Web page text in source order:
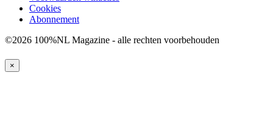
Cookies
Abonnement
©2026 100%NL Magazine - alle rechten voorbehouden
×